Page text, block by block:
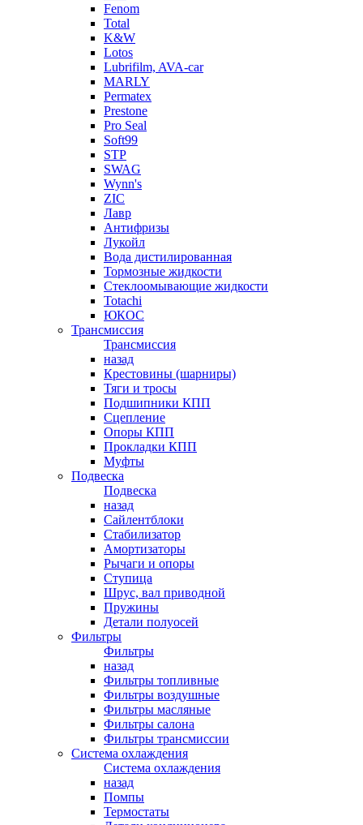
Fenom
Total
K&W
Lotos
Lubrifilm, AVA-car
MARLY
Permatex
Prestone
Pro Seal
Soft99
STP
SWAG
Wynn's
ZIC
Лавр
Антифризы
Лукойл
Вода дистилированная
Тормозные жидкости
Стеклоомывающие жидкости
Totachi
ЮКОС
Трансмиссия
Трансмиссия
назад
Крестовины (шарниры)
Тяги и тросы
Подшипники КПП
Сцепление
Опоры КПП
Прокладки КПП
Муфты
Подвеска
Подвеска
назад
Сайлентблоки
Стабилизатор
Амортизаторы
Рычаги и опоры
Ступица
Шрус, вал приводной
Пружины
Детали полуосей
Фильтры
Фильтры
назад
Фильтры топливные
Фильтры воздушные
Фильтры масляные
Фильтры салона
Фильтры трансмиссии
Система охлаждения
Система охлаждения
назад
Помпы
Термостаты